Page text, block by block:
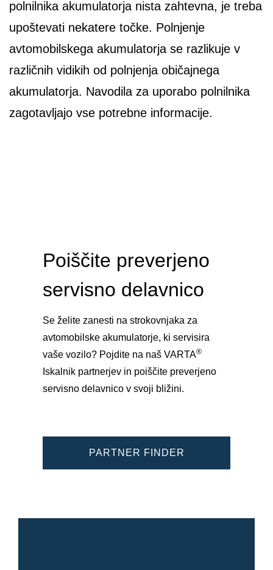
polnilnika akumulatorja nista zahtevna, je treba
upoštevati nekatere točke. Polnjenje
avtomobilskega akumulatorja se razlikuje v
različnih vidikih od polnjenja običajnega
akumulatorja. Navodila za uporabo polnilnika
zagotavljajo vse potrebne informacije.
Poiščite preverjeno
servisno delavnico
Se želite zanesti na strokovnjaka za
avtomobilske akumulatorje, ki servisira
vaše vozilo? Pojdite na naš VARTA®
Iskalnik partnerjev in poiščite preverjeno
servisno delavnico v svoji bližini.
PARTNER FINDER